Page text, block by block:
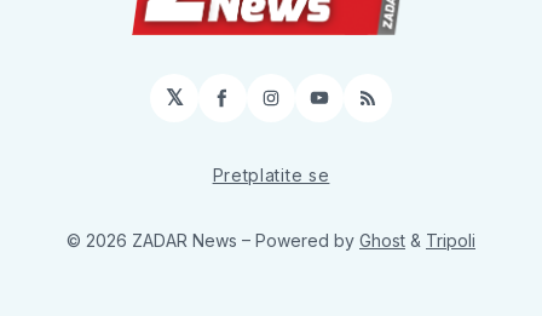
𝕏 Facebook
Instagram
YouTube
RSS
Pretplatite se
© 2026 ZADAR News – Powered by Ghost & Tripoli